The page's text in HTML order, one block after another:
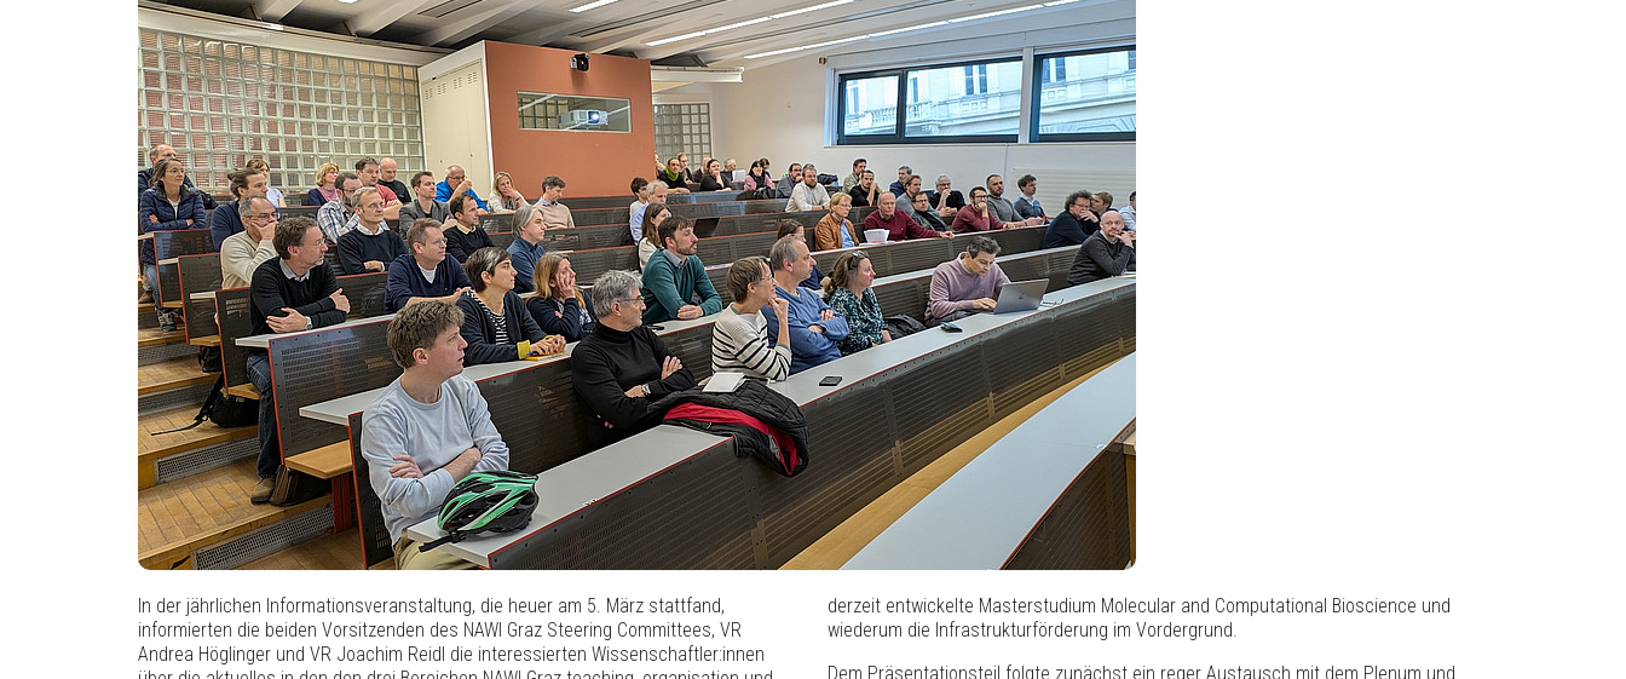
In der jährlichen Informationsveranstaltung, die heuer am 5. März stattfand,
informierten die beiden Vorsitzenden des NAWI Graz Steering Committees, VR
Andrea Höglinger und VR Joachim Reidl die interessierten Wissenschaftler:innen
derzeit entwickelte Masterstudium Molecular and Computational Bioscience und
wiederum die Infrastrukturförderung im Vordergrund.
Dem Präsentationsteil folgte zunächst ein reger Austausch mit dem Plenum und